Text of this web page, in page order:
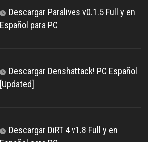
Descargar Paralives v0.1.5 Full y en
Español para PC
Descargar Denshattack! PC Español
[Updated]
Descargar DiRT 4 v1.8 Full y en